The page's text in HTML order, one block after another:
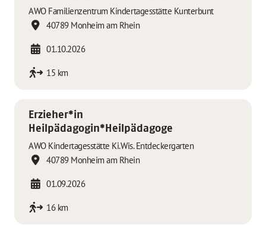
AWO Familienzentrum Kindertagesstätte Kunterbunt
40789 Monheim am Rhein
01.10.2026
15 km
Erzieher*in
Heilpädagogin*Heilpädagoge
AWO Kindertagesstätte Ki.Wis. Entdeckergarten
40789 Monheim am Rhein
01.09.2026
16 km